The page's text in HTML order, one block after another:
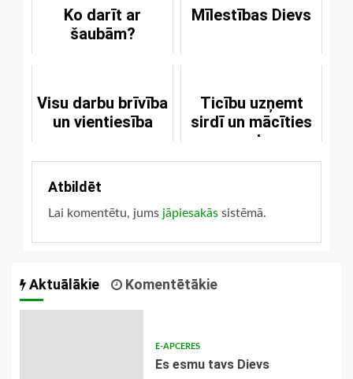
Ko darīt ar
šaubām?
Mīlestības Dievs
Visu darbu brīvība
un vientiesība
Ticību uzņemt
sirdī un mācīties
no galvas
Atbildēt
Lai komentētu, jums jāpiesakās sistēmā.
Aktuālākie Komentētākie
E-APCERES
Es esmu tavs Dievs